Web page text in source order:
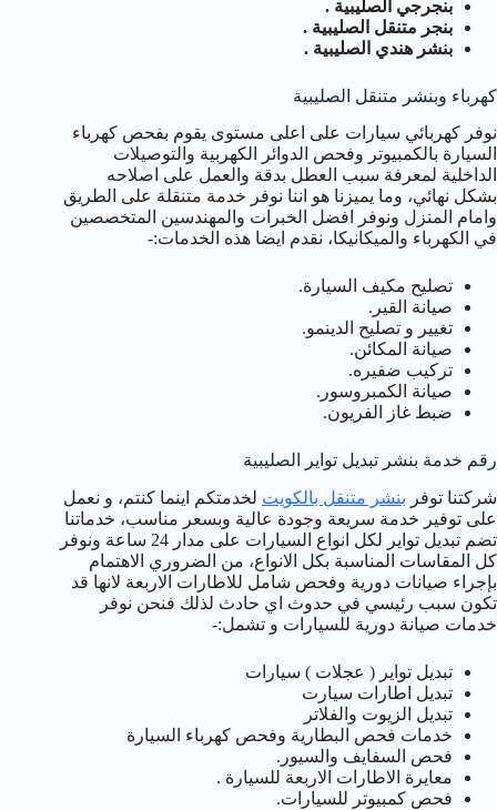
بنجرجي الصليبية .
بنجر متنقل الصليبية .
بنشر هندي الصليبية .
كهرباء وبنشر متنقل الصليبية
نوفر كهربائي سيارات على اعلى مستوى يقوم بفحص كهرباء
السيارة بالكمبيوتر وفحص الدوائر الكهربية والتوصيلات
الداخلية لمعرفة سبب العطل بدقة والعمل على اصلاحه
بشكل نهائي، وما يميزنا هو اننا نوفر خدمة متنقلة على الطريق
وامام المنزل ونوفر افضل الخبرات والمهندسين المتخصصين
في الكهرباء والميكانيكا، نقدم ايضا هذه الخدمات:-
تصليح مكيف السيارة.
صيانة القير.
تغيير و تصليح الدينمو.
صيانة المكائن.
تركيب ضفيره.
صيانة الكمبروسور.
ضبط غاز الفريون.
رقم خدمة بنشر تبديل تواير الصليبية
شركتنا توفر بنشر متنقل بالكويت لخدمتكم اينما كنتم، و نعمل
على توفير خدمة سريعة وجودة عالية وبسعر مناسب، خدماتنا
تضم تبديل تواير لكل انواع السيارات على مدار 24 ساعة ونوفر
كل المقاسات المناسبة بكل الانواع، من الضروري الاهتمام
بإجراء صيانات دورية وفحص شامل للاطارات الاربعة لانها قد
تكون سبب رئيسي في حدوث اي حادث لذلك فنحن نوفر
خدمات صيانة دورية للسيارات و تشمل:-
تبديل تواير ( عجلات ) سيارات
تبديل اطارات سيارت
تبديل الزيوت والفلاتر
خدمات فحص البطارية وفحص كهرباء السيارة
فحص السفايف والسيور.
معايرة الاطارات الاربعة للسيارة .
فحص كمبيوتر للسيارات.